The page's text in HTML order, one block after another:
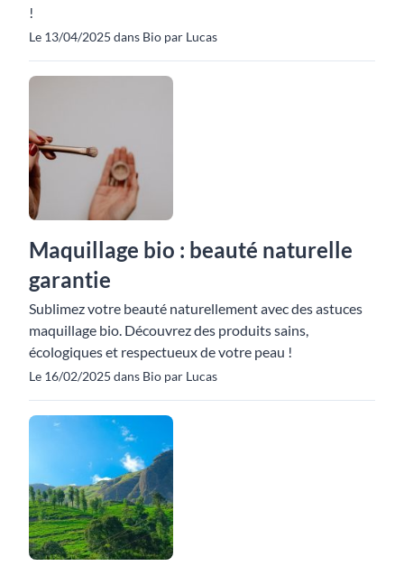
!
Le 13/04/2025 dans Bio par Lucas
Maquillage bio : beauté naturelle
garantie
Sublimez votre beauté naturellement avec des astuces
maquillage bio. Découvrez des produits sains,
écologiques et respectueux de votre peau !
Le 16/02/2025 dans Bio par Lucas